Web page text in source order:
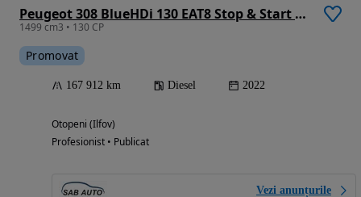
Peugeot 308 BlueHDi 130 EAT8 Stop & Start Active
1499 cm3 • 130 CP
Promovat
167 912 km Diesel 2022
Otopeni (Ilfov)
Profesionist • Publicat
Vezi anunțurile